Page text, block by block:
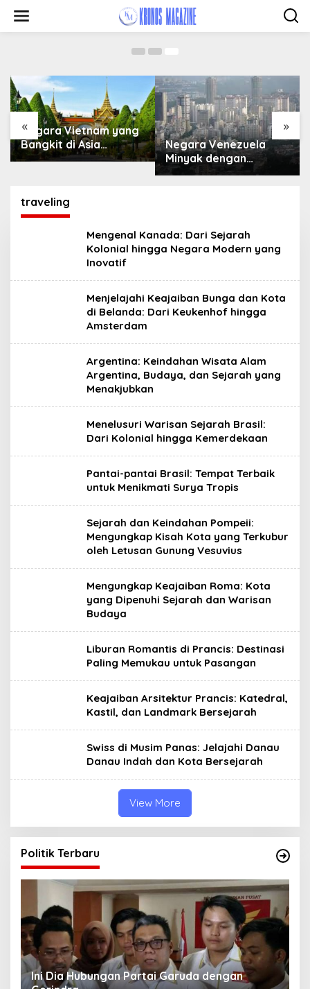
content
Budaya, dan Sejarah yang Menakjubkan
March 1, 2025
« »
Negara Vietnam yang
Bangkit di Asia
Tenggara
Negara Venezuela
Minyak dengan
Keindahan Alam
traveling
Mengenal Kanada: Dari Sejarah
Kolonial hingga Negara Modern yang
Inovatif
Menjelajahi Keajaiban Bunga dan Kota
di Belanda: Dari Keukenhof hingga
Amsterdam
Argentina: Keindahan Wisata Alam
Argentina, Budaya, dan Sejarah yang
Menakjubkan
Menelusuri Warisan Sejarah Brasil:
Dari Kolonial hingga Kemerdekaan
Pantai-pantai Brasil: Tempat Terbaik
untuk Menikmati Surya Tropis
Sejarah dan Keindahan Pompeii:
Mengungkap Kisah Kota yang Terkubur
oleh Letusan Gunung Vesuvius
Mengungkap Keajaiban Roma: Kota
yang Dipenuhi Sejarah dan Warisan
Budaya
Liburan Romantis di Prancis: Destinasi
Paling Memukau untuk Pasangan
Keajaiban Arsitektur Prancis: Katedral,
Kastil, dan Landmark Bersejarah
Swiss di Musim Panas: Jelajahi Danau
Danau Indah dan Kota Bersejarah
View More
Politik Terbaru
Ini Dia Hubungan Partai Garuda dengan